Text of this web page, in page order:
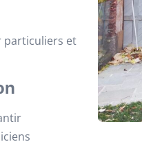
particuliers et